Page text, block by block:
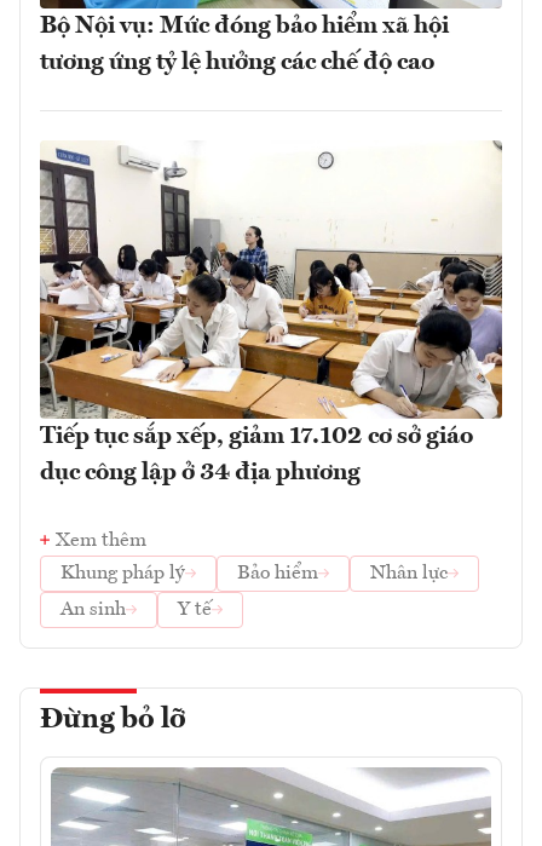
Bộ Nội vụ: Mức đóng bảo hiểm xã hội
tương ứng tỷ lệ hưởng các chế độ cao
Tiếp tục sắp xếp, giảm 17.102 cơ sở giáo
dục công lập ở 34 địa phương
Xem thêm
Khung pháp lý
Bảo hiểm
Nhân lực
An sinh
Y tế
Đừng bỏ lỡ